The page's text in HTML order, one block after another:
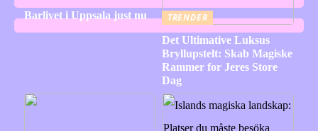
Barlivet i Uppsala just nu
TRENDER
Det Ultimative Luksus
Bryllupstelt: Skab Magiske
Rammer for Jeres Store
Dag